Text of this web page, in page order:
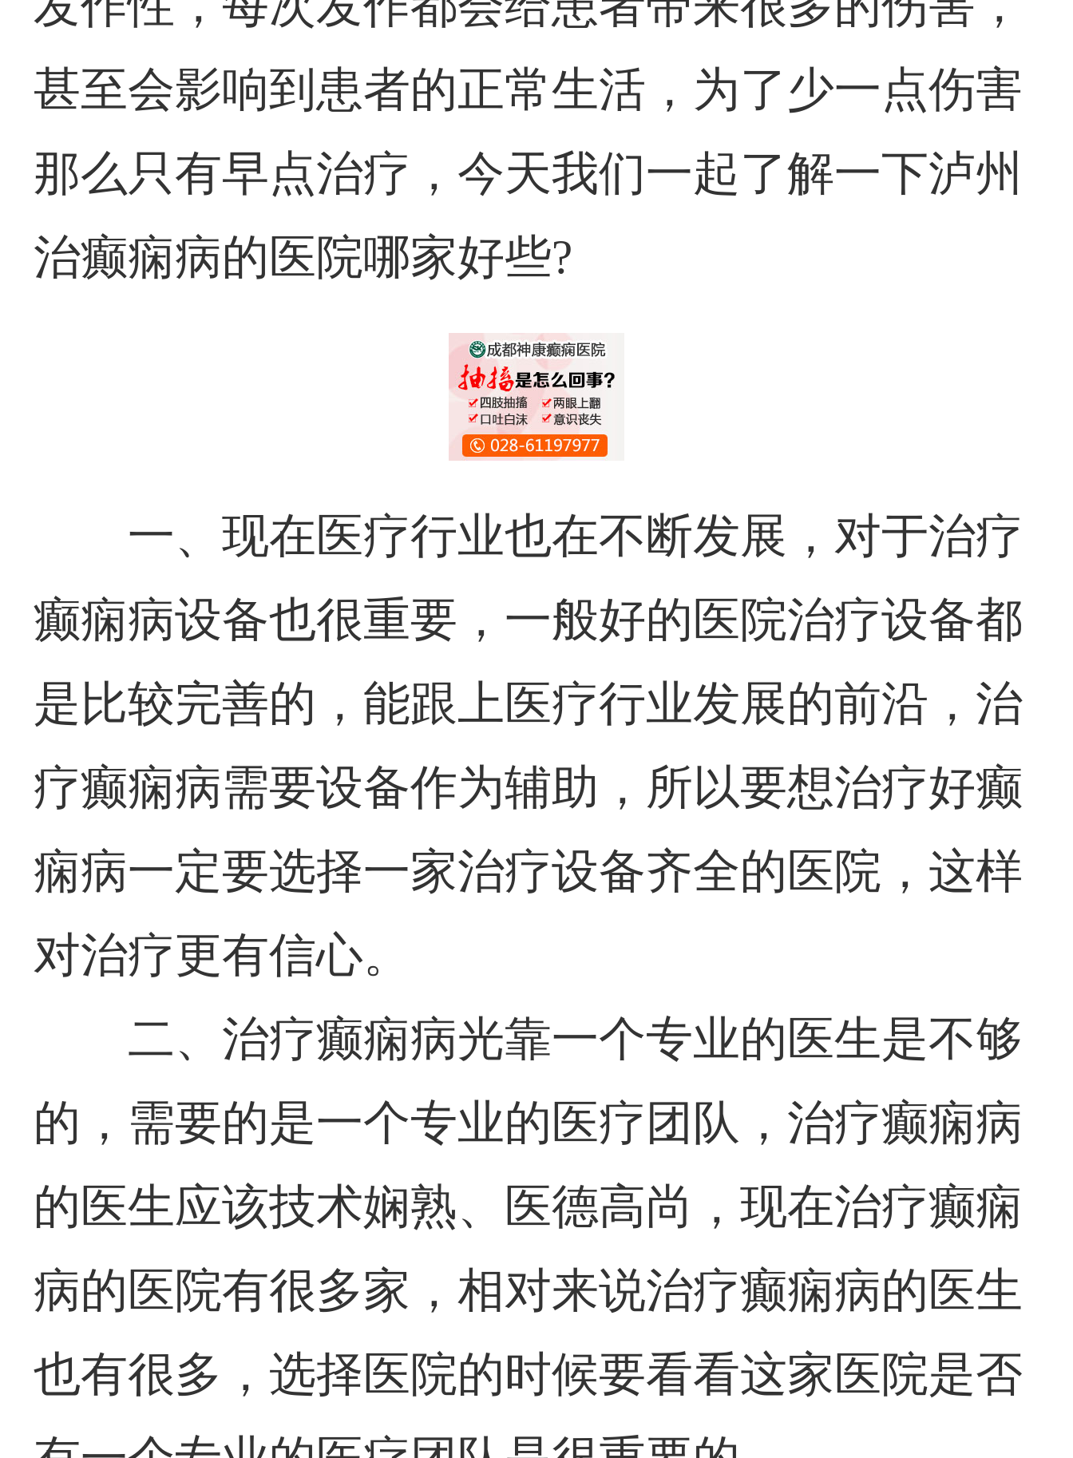
甚至会影响到患者的正常生活，为了少一点伤害
那么只有早点治疗，今天我们一起了解一下泸州
治癫痫病的医院哪家好些?
一、现在医疗行业也在不断发展，对于治疗
癫痫病设备也很重要，一般好的医院治疗设备都
是比较完善的，能跟上医疗行业发展的前沿，治
疗癫痫病需要设备作为辅助，所以要想治疗好癫
痫病一定要选择一家治疗设备齐全的医院，这样
对治疗更有信心。
二、治疗癫痫病光靠一个专业的医生是不够
的，需要的是一个专业的医疗团队，治疗癫痫病
的医生应该技术娴熟、医德高尚，现在治疗癫痫
病的医院有很多家，相对来说治疗癫痫病的医生
也有很多，选择医院的时候要看看这家医院是否